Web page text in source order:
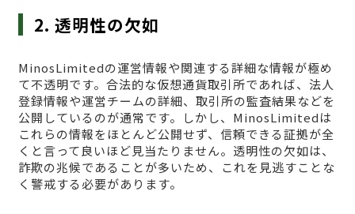
2. 透明性の欠如
MinosLimitedの運営情報や関連する詳細な情報が極め
て不透明です。合法的な仮想通貨取引所であれば、法人
登録情報や運営チームの詳細、取引所の監査結果などを
公開しているのが通常です。しかし、MinosLimitedは
これらの情報をほとんど公開せず、信頼できる証拠が全
くと言って良いほど見当たりません。透明性の欠如は、
詐欺の兆候であることが多いため、これを見逃すことな
く警戒する必要があります。